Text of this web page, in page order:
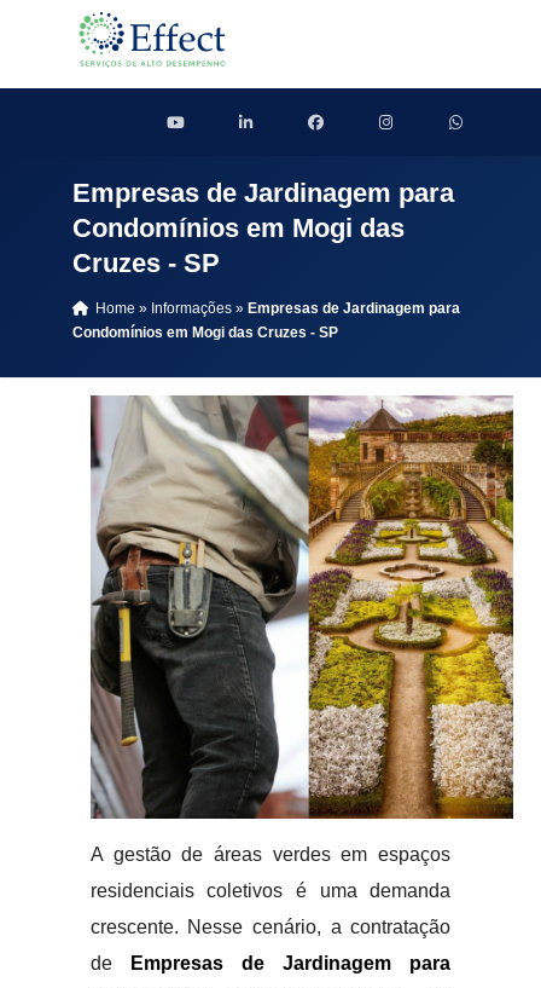
Empresas de Jardinagem para
Condomínios em Mogi das
Cruzes - SP
Home » Informações » Empresas de Jardinagem para
Condomínios em Mogi das Cruzes - SP
A gestão de áreas verdes em espaços
residenciais coletivos é uma demanda
crescente. Nesse cenário, a contratação
de
Empresas de Jardinagem para